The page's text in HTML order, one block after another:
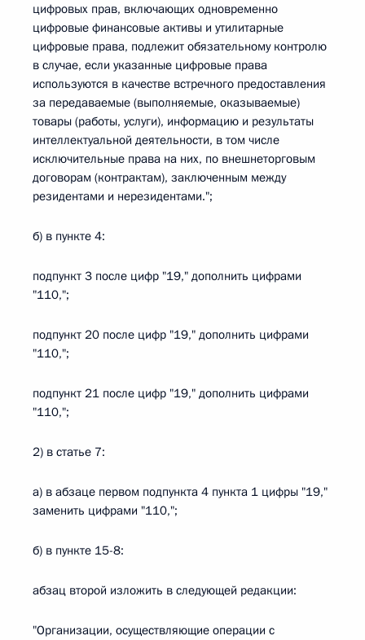
цифровых прав, включающих одновременно
цифровые финансовые активы и утилитарные
цифровые права, подлежит обязательному контролю
в случае, если указанные цифровые права
используются в качестве встречного предоставления
за передаваемые (выполняемые, оказываемые)
товары (работы, услуги), информацию и результаты
интеллектуальной деятельности, в том числе
исключительные права на них, по внешнеторговым
договорам (контрактам), заключенным между
резидентами и нерезидентами.";
б) в пункте 4:
подпункт 3 после цифр "19," дополнить цифрами
"110,";
подпункт 20 после цифр "19," дополнить цифрами
"110,";
подпункт 21 после цифр "19," дополнить цифрами
"110,";
2) в статье 7:
а) в абзаце первом подпункта 4 пункта 1 цифры "19,"
заменить цифрами "110,";
б) в пункте 15-8:
абзац второй изложить в следующей редакции:
"Организации, осуществляющие операции с